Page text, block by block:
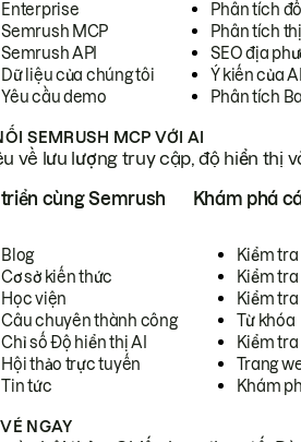
Enterprise
Semrush MCP
Semrush API
Dữ liệu của chúng tôi
Yêu cầu demo
Phân tích
Phân tích
SEO địa
Ý kiến của
Phân tích
SEMRUSH MCP VỚI AI
về lưu lượng truy cập, độ hiển thị
triển cùng Semrush
Blog
Cơ sở kiến thức
Học viện
Câu chuyên thành công
Chỉ số Độ hiển thị AI
Hội thảo trực tuyến
Tin tức
Khám phá
Kiểm
Kiểm tra
Kiểm
Từ khóa
Kiểm
Trang
Khám
NGAY